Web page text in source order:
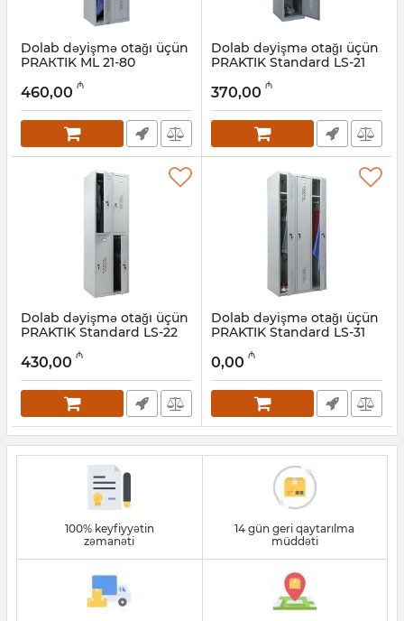
Dolab dəyişmə otağı üçün
PRAКTIK ML 21-80
032001260
460,00 ₼
Dolab dəyişmə otağı üçün
PRAKTIK Standard LS-21
032001262
370,00 ₼
Dolab dəyişmə otağı üçün
PRAKTIK Standard LS-22
032001263
430,00 ₼
Dolab dəyişmə otağı üçün
PRAKTIK Standard LS-31
032001264
0,00 ₼
100% keyfiyyətin
zəmanəti
14 gün geri qaytarılma
müddəti